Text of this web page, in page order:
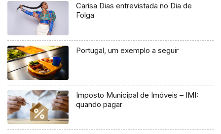
Carisa Dias entrevistada no Dia de
Folga
Portugal, um exemplo a seguir
Imposto Municipal de Imóveis – IMI:
quando pagar